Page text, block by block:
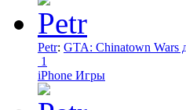
Petr: GTA: Chinatown Wars
1
iPhone Игры